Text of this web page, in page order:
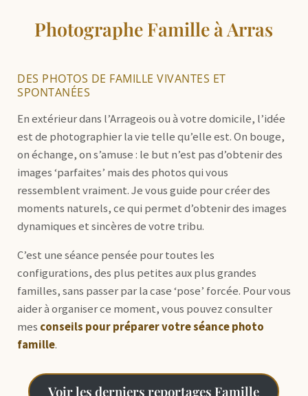
Photographe Famille à Arras
DES PHOTOS DE FAMILLE VIVANTES ET
SPONTANÉES
En extérieur dans l’Arrageois ou à votre domicile, l’idée
est de photographier la vie telle qu’elle est. On bouge,
on échange, on s’amuse : le but n’est pas d’obtenir des
images ‘parfaites’ mais des photos qui vous
ressemblent vraiment. Je vous guide pour créer des
moments naturels, ce qui permet d’obtenir des images
dynamiques et sincères de votre tribu.
C’est une séance pensée pour toutes les
configurations, des plus petites aux plus grandes
familles, sans passer par la case ‘pose’ forcée. Pour vous
aider à organiser ce moment, vous pouvez consulter
mes conseils pour préparer votre séance photo
famille.
Voir les derniers reportages Famille